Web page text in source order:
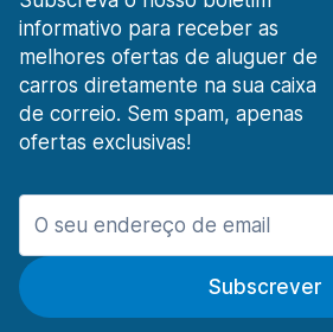
desde 17,13 € por dia
O Porto
1003 ofertas especiais em 9 localizações
Aeroporto do Porto
desde 8,54 € por dia
Pombal
20 ofertas especiais em 1 localização
Portimão
20 ofertas especiais em 3 localizações
informativo para receber as
melhores ofertas de aluguer de
carros diretamente na sua caixa
de correio. Sem spam, apenas
ofertas exclusivas!
Subscrever